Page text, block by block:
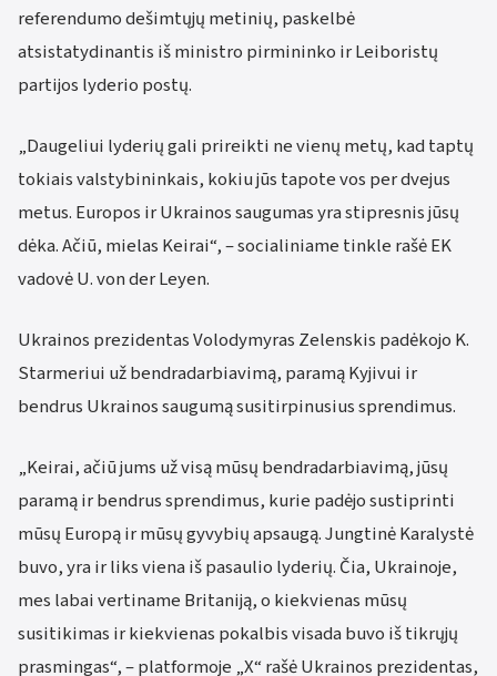
referendumo dešimtųjų metinių, paskelbė
atsistatydinantis iš ministro pirmininko ir Leiboristų
partijos lyderio postų.
„Daugeliui lyderių gali prireikti ne vienų metų, kad taptų
tokiais valstybininkais, kokiu jūs tapote vos per dvejus
metus. Europos ir Ukrainos saugumas yra stipresnis jūsų
dėka. Ačiū, mielas Keirai“, – socialiniame tinkle rašė EK
vadovė U. von der Leyen.
Ukrainos prezidentas Volodymyras Zelenskis padėkojo K.
Starmeriui už bendradarbiavimą, paramą Kyjivui ir
bendrus Ukrainos saugumą susitirpinusius sprendimus.
„Keirai, ačiū jums už visą mūsų bendradarbiavimą, jūsų
paramą ir bendrus sprendimus, kurie padėjo sustiprinti
mūsų Europą ir mūsų gyvybių apsaugą. Jungtinė Karalystė
buvo, yra ir liks viena iš pasaulio lyderių. Čia, Ukrainoje,
mes labai vertiname Britaniją, o kiekvienas mūsų
susitikimas ir kiekvienas pokalbis visada buvo iš tikrųjų
prasmingas“, – platformoje „X“ rašė Ukrainos prezidentas,